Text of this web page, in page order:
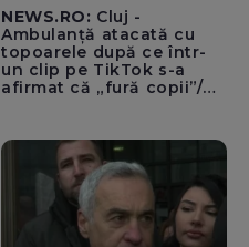
NEWS.RO: Cluj -
Ambulanță atacată cu
topoarele după ce într-
un clip pe TikTok s-a
afirmat că „fură copii”/
cioburile parbrizului
spart - FOTO, VIDEO